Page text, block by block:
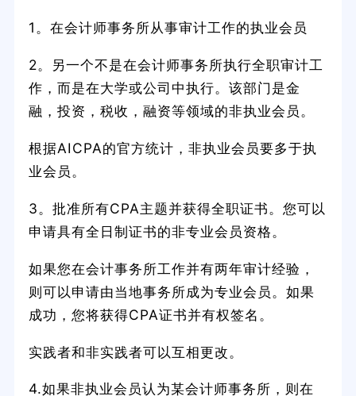
1。在会计师事务所从事审计工作的执业会员
2。另一个不是在会计师事务所执行全职审计工
作，而是在大学或公司中执行。该部门是金
融，投资，税收，融资等领域的非执业会员。
根据AICPA的官方统计，非执业会员要多于执
业会员。
3。批准所有CPA主题并获得全职证书。您可以
申请具有全日制证书的非专业会员资格。
如果您在会计事务所工作并有两年审计经验，
则可以申请由当地事务所成为专业会员。如果
成功，您将获得CPA证书并有权签名。
实践者和非实践者可以互相更改。
4.如果非执业会员认为某会计师事务所，则在